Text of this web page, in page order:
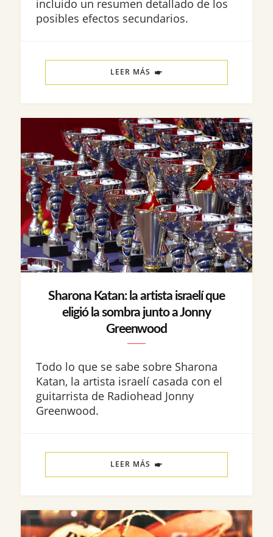
incluido un resumen detallado de los
posibles efectos secundarios.
LEER MÁS
Sharona Katan: la artista israelí que
eligió la sombra junto a Jonny
Greenwood
Todo lo que se sabe sobre Sharona
Katan, la artista israelí casada con el
guitarrista de Radiohead Jonny
Greenwood.
LEER MÁS